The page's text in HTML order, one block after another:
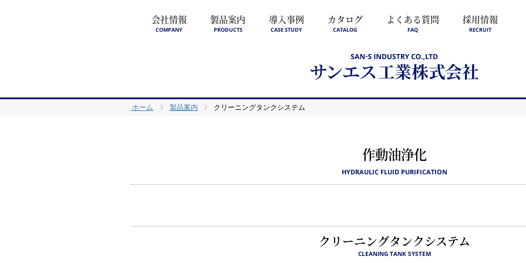
会社情報
COMPANY
製品案内
PRODUCTS
導入事例
CASE STUDY
カタログ
CATALOG
よくある質問
FAQ
採用情報
RECRUIT
ホーム 製品案内 クリーニングタンクシステム
作動油浄化
HYDRAULIC FLUID PURIFICATION
クリーニングタンクシステム
CLEANING TANK SYSTEM